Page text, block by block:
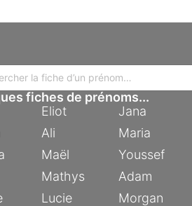
fiches de prénoms...
Eliot Jana
Ali Maria
Maël Youssef
Mathys Adam
Lucie Morgan